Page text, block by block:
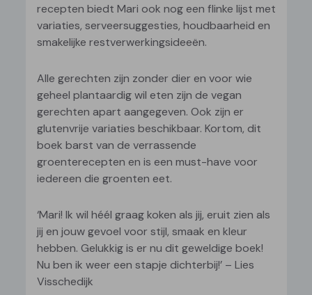
recepten biedt Mari ook nog een flinke lijst met
variaties, serveersuggesties, houdbaarheid en
smakelijke restverwerkingsideeën.
Alle gerechten zijn zonder dier en voor wie
geheel plantaardig wil eten zijn de vegan
gerechten apart aangegeven. Ook zijn er
glutenvrije variaties beschikbaar. Kortom, dit
boek barst van de verrassende
groenterecepten en is een must-have voor
iedereen die groenten eet.
‘Mari! Ik wil héél graag koken als jij, eruit zien als
jij en jouw gevoel voor stijl, smaak en kleur
hebben. Gelukkig is er nu dit geweldige boek!
Nu ben ik weer een stapje dichterbij!’ – Lies
Visschedijk